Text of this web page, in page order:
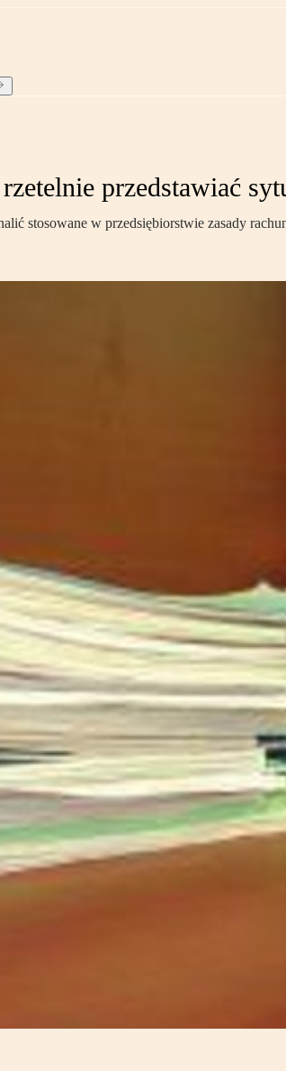
przedstawiać
stosowane w przedsiębiorstwie zasady